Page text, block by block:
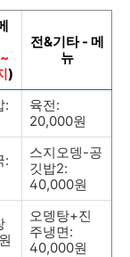
)
전&기타 - 메
뉴
:
육전:
20,000원
:
스지오뎅-공
깃밥2:
40,000원
오뎅탕+진
주냉면:
40,000원